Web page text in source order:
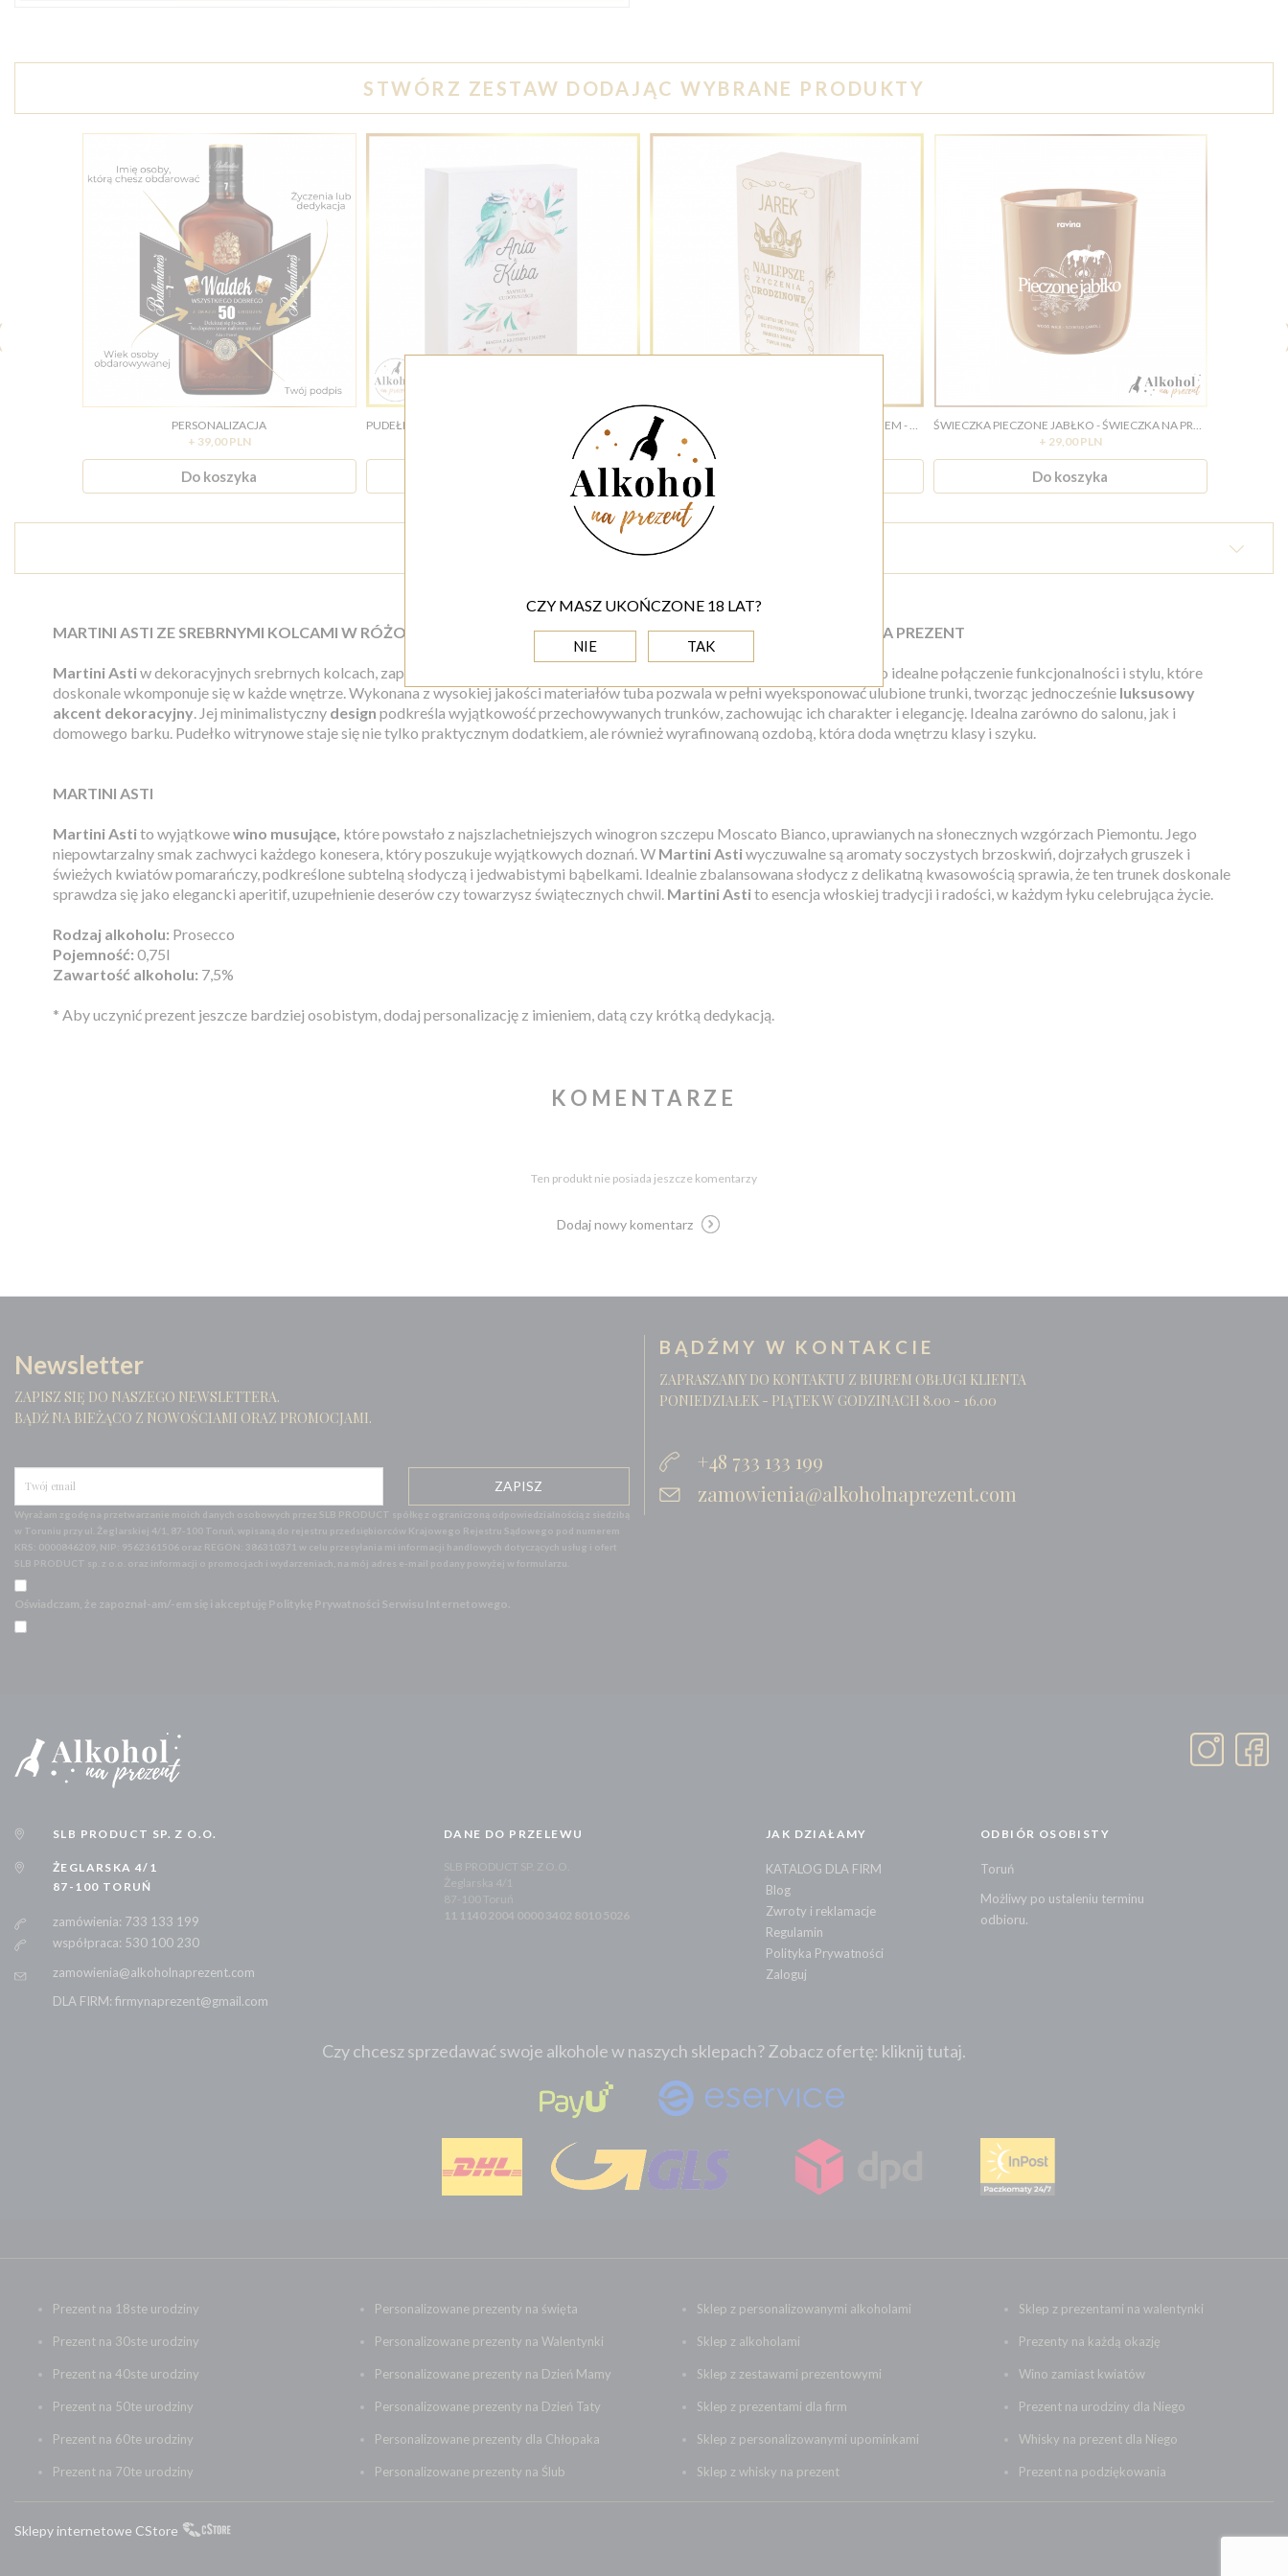
CZY MASZ UKOŃCZONE 18 LAT?
NIE TAK
STWÓRZ ZESTAW DODAJĄC WYBRANE PRODUKTY
PERSONALIZACJA
+ 39,00 PLN
Do koszyka
PUDEŁKO DLA PARY MŁODEJ ŚLUBNE GOŁĄBECZKI
URODZINOWA JASNA SKRZYNKA Z NADRUKIEM - PREZENT NA URODZINY
ŚWIECZKA PIECZONE JABŁKO - ŚWIECZKA NA PREZENT NA ŚWIĘTA
+ 29,00 PLN
Do koszyka
OPIS
MARTINI ASTI ZE SREBRNYMI KOLCAMI W RÓŻOWEJ TUBIE - ELEGANCKA BUTELKA ALKOHOLU ZAPAKOWANA NA PREZENT
Martini Astiw dekoracyjnych srebrnych kolcach, zapakowany w eleganckie, przezroczyste
to idealne połączenie funkcjonalności i stylu, które
doskonale wkomponuje się w każde wnętrze. Wykonana z wysokiej jakości materiałów tuba pozwala w pełni wyeksponować ulubione trunki, tworząc jednocześnie luksusowy
akcent dekoracyjny. Jej minimalistyczny design podkreśla wyjątkowość przechowywanych trunków, zachowując ich charakter i elegancję. Idealna zarówno do salonu, jak i
domowego barku. Pudełko witrynowe staje się nie tylko praktycznym dodatkiem, ale również wyrafinowaną ozdobą, która doda wnętrzu klasy i szyku.
MARTINI ASTI
Martini Astito wyjątkowewino musujące, które powstało z najszlachetniejszych winogron szczepu Moscato Bianco, uprawianych na słonecznych wzgórzach Piemontu. Jego
niepowtarzalny smak zachwyci każdego konesera, który poszukuje wyjątkowych doznań. W Martini Astiwyczuwalne są aromaty soczystych brzoskwiń, dojrzałych gruszek i
świeżych kwiatów pomarańczy, podkreślone subtelną słodyczą i jedwabistymi bąbelkami. Idealnie zbalansowana słodycz z delikatną kwasowością sprawia, że ten trunek doskonale
sprawdza się jako elegancki aperitif, uzupełnienie deserów czy towarzysz świątecznych chwil. Martini Astito esencja włoskiej tradycji i radości, w każdym łyku celebrująca życie.
Rodzaj alkoholu: Prosecco
Pojemność: 0,75l
Zawartość alkoholu: 7,5%
* Aby uczynić prezent jeszcze bardziej osobistym, dodaj personalizację z imieniem, datą czy krótką dedykacją.
KOMENTARZE
Ten produkt nie posiada jeszcze komentarzy
Dodaj nowy komentarz
Newsletter
ZAPISZ SIĘ DO NASZEGO NEWSLETTERA.
BĄDŹ NA BIEŻĄCO Z NOWOŚCIAMI ORAZ PROMOCJAMI.
Wyrażam zgodę na przetwarzanie moich danych osobowych przez SLB PRODUCT spółkę z ograniczoną odpowiedzialnością z siedzibą
w Toruniu przy ul. Żeglarskiej 4/1, 87-100 Toruń, wpisaną do rejestru przedsiębiorców Krajowego Rejestru Sądowego pod numerem
KRS: 0000846209, NIP: 9562361506 oraz REGON: 386310371 w celu przesyłania mi informacji handlowych dotyczących usług i ofert
SLB PRODUCT sp. z o.o. oraz informacji o promocjach i wydarzeniach, na mój adres e-mail podany powyżej w formularzu.
Oświadczam, że zapoznał-am/-em się i akceptuję Politykę Prywatności Serwisu Internetowego.
BĄDŹMY W KONTAKCIE
ZAPRASZAMY DO KONTAKTU Z BIUREM OBŁUGI KLIENTA
PONIEDZIAŁEK - PIĄTEK W GODZINACH 8.00 - 16.00
+48 733 133 199
zamowienia@alkoholnaprezent.com
SLB PRODUCT SP. Z O.O.
ŻEGLARSKA 4/1
87-100 TORUŃ
zamówienia: 733 133 199
współpraca: 530 100 230
zamowienia@alkoholnaprezent.com
DLA FIRM: firmynaprezent@gmail.com
DANE DO PRZELEWU
SLB PRODUCT SP. Z O.O.
Żeglarska 4/1
87-100 Toruń
11 1140 2004 0000 3402 8010 5026
JAK DZIAŁAMY
KATALOG DLA FIRM
Blog
Zwroty i reklamacje
Regulamin
Polityka Prywatności
Zaloguj
ODBIÓR OSOBISTY
Toruń
Możliwy po ustaleniu terminu
odbioru.
Czy chcesz sprzedawać swoje alkohole w naszych sklepach? Zobacz ofertę: kliknij tutaj.
Prezent na 18ste urodziny
Prezent na 30ste urodziny
Prezent na 40ste urodziny
Prezent na 50te urodziny
Prezent na 60te urodziny
Prezent na 70te urodziny
Personalizowane prezenty na święta
Personalizowane prezenty na Walentynki
Personalizowane prezenty na Dzień Mamy
Personalizowane prezenty na Dzień Taty
Personalizowane prezenty dla Chłopaka
Personalizowane prezenty na Ślub
Sklep z personalizowanymi alkoholami
Sklep z alkoholami
Sklep z zestawami prezentowymi
Sklep z prezentami dla firm
Sklep z personalizowanymi upominkami
Sklep z whisky na prezent
Sklep z prezentami na walentynki
Prezenty na każdą okazję
Wino zamiast kwiatów
Prezent na urodziny dla Niego
Whisky na prezent dla Niego
Prezent na podziękowania
Sklepy internetowe CStore